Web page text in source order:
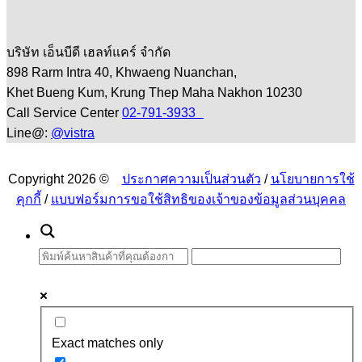
บริษัท เอ็นบีดี เฮลท์แคร์ จำกัด
898 Rarm Intra 40, Khwaeng Nuanchan,
Khet Bueng Kum, Krung Thep Maha Nakhon 10230
Call Service Center 02-791-3933
Line@: @vistra
Copyright 2026 © ประกาศความเป็นส่วนตัว / นโยบายการใช้
คุกกี้ / แบบฟอร์มการขอใช้สิทธิของเจ้าของข้อมูลส่วนบุคคล
Exact matches only